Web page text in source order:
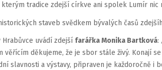
tradice zdejší církve ani spolek Lumír nic
staveb svědkem bývalých časů
uvádí zdejší farářka Monika Bartková:
věřícím děkujeme, že je sbor stále živý. Konají
slavnosti a výstavy, připraven je každoročně i